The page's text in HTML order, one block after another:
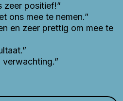
zeer positief!”
ons mee te nemen.”
en zeer prettig om mee te
verwachting.”